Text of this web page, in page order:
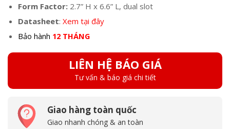
Form Factor:2.7” H x 6.6” L, dual slot
Datasheet: Xem tại đây
Bảo hành 12 THÁNG
LIÊN HỆ BÁO GIÁ
Tư vấn & báo giá chi tiết
Giao hàng toàn quốc
Giao nhanh chóng & an toàn